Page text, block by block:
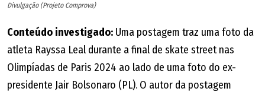
Divulgação (Projeto Comprova)
Conteúdo investigado: Uma postagem traz uma foto da
atleta Rayssa Leal durante a final de skate street nas
Olimpíadas de Paris 2024 ao lado de uma foto do ex-
presidente Jair Bolsonaro (PL). O autor da postagem